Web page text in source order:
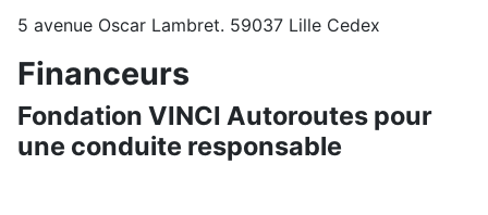
5 avenue Oscar Lambret. 59037 Lille Cedex
Financeurs
Fondation VINCI Autoroutes pour
une conduite responsable